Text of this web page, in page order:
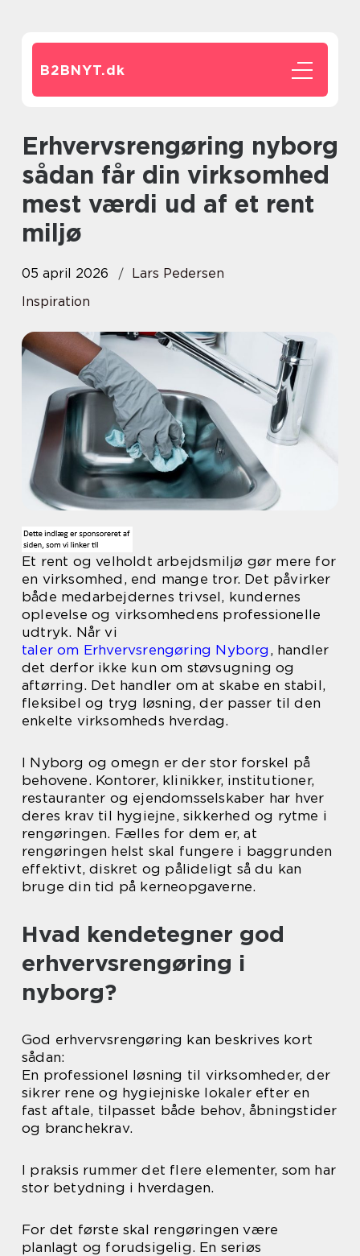
B2BNYT.dk
Erhvervsrengøring nyborg
sådan får din virksomhed
mest værdi ud af et rent
miljø
05 april 2026
Lars Pedersen
Inspiration
Et rent og velholdt arbejdsmiljø gør mere for
en virksomhed, end mange tror. Det påvirker
både medarbejdernes trivsel, kundernes
oplevelse og virksomhedens professionelle
udtryk. Når vi
taler om Erhvervsrengøring Nyborg , handler
det derfor ikke kun om støvsugning og
aftørring. Det handler om at skabe en stabil,
fleksibel og tryg løsning, der passer til den
enkelte virksomheds hverdag.
I Nyborg og omegn er der stor forskel på
behovene. Kontorer, klinikker, institutioner,
restauranter og ejendomsselskaber har hver
deres krav til hygiejne, sikkerhed og rytme i
rengøringen. Fælles for dem er, at
rengøringen helst skal fungere i baggrunden
effektivt, diskret og pålideligt så du kan
bruge din tid på kerneopgaverne.
Hvad kendetegner god
erhvervsrengøring i
nyborg?
God erhvervsrengøring kan beskrives kort
sådan:
En professionel løsning til virksomheder, der
sikrer rene og hygiejniske lokaler efter en
fast aftale, tilpasset både behov, åbningstider
og branchekrav.
I praksis rummer det flere elementer, som har
stor betydning i hverdagen.
For det første skal rengøringen være
planlagt og forudsigelig. En seriøs